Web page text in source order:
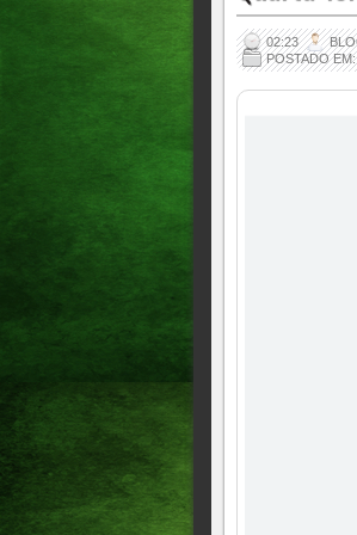
02:23
POSTADO